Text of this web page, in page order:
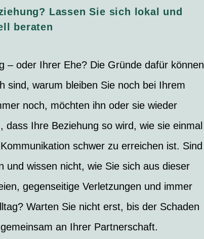
Lassen Sie sich lokal und
beraten
– oder Ihrer Ehe? Die Gründe dafür können
sind, warum bleiben Sie noch bei Ihrem
noch, möchten ihn oder sie wieder
Ihre Beziehung so wird, wie sie einmal
schwer zu erreichen ist. Sind
und wissen nicht, wie Sie sich aus dieser
gegenseitige Verletzungen und immer
Warten Sie nicht erst, bis der Schaden
an Ihrer Partnerschaft.